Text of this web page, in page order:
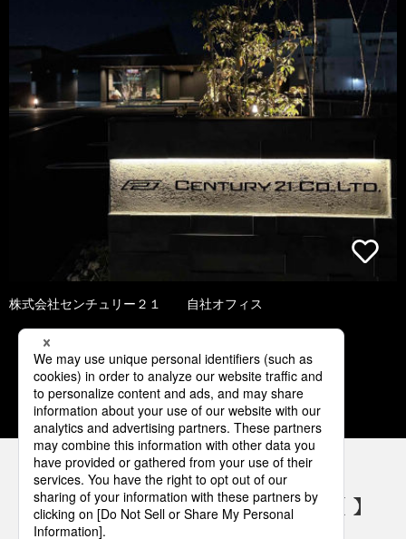
株式会社センチュリー２１ 自社オフィス
1 2 3 4 5
パナソニックの電気設備 SNSアカウント